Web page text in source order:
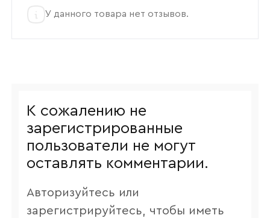
У данного товара нет отзывов.
К сожалению не
зарегистрированные
пользователи не могут
оставлять комментарии.
Авторизуйтесь или
зарегистрируйтесь, чтобы иметь